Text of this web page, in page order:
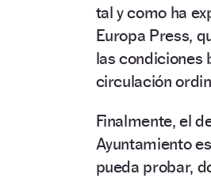
tal y como ha
Europa Press,
las condiciones
circulación
Finalmente, el
Ayuntamiento
pueda probar,